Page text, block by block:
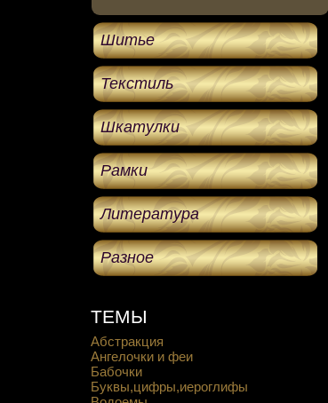
Шитье
Текстиль
Шкатулки
Рамки
Литература
Разное
ТЕМЫ
Абстракция
Ангелочки и феи
Бабочки
Буквы,цифры,иероглифы